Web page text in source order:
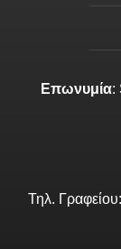
Επωνυμία:
Τηλ.